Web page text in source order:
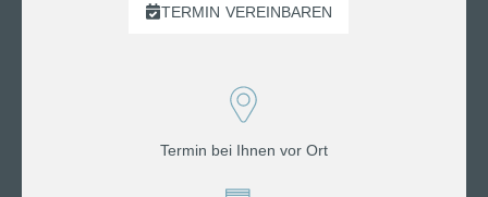
TERMIN VEREINBAREN
Termin bei Ihnen vor Ort